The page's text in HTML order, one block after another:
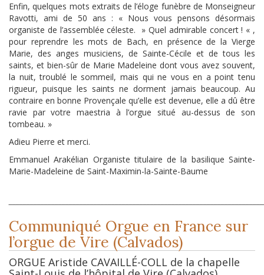
Enfin, quelques mots extraits de l’éloge funèbre de Monseigneur
Ravotti, ami de 50 ans : « Nous vous pensons désormais
organiste de l’assemblée céleste. » Quel admirable concert ! « ,
pour reprendre les mots de Bach, en présence de la Vierge
Marie, des anges musiciens, de Sainte-Cécile et de tous les
saints, et bien-sûr de Marie Madeleine dont vous avez souvent,
la nuit, troublé le sommeil, mais qui ne vous en a point tenu
rigueur, puisque les saints ne dorment jamais beaucoup. Au
contraire en bonne Provençale qu’elle est devenue, elle a dû être
ravie par votre maestria à l’orgue situé au-dessus de son
tombeau. »
Adieu Pierre et merci.
Emmanuel Arakélian Organiste titulaire de la basilique Sainte-
Marie-Madeleine de Saint-Maximin-la-Sainte-Baume
Communiqué Orgue en France sur
l’orgue de Vire (Calvados)
ORGUE Aristide CAVAILLÉ-COLL de la chapelle